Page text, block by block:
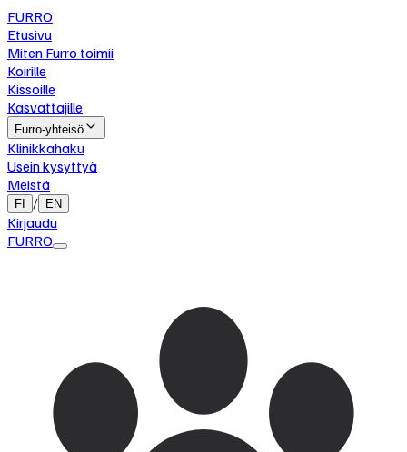
FURRO
Etusivu
Miten Furro toimii
Koirille
Kissoille
Kasvattajille
Furro-yhteisö
Klinikkahaku
Usein kysyttyä
Meistä
FI / EN
Kirjaudu
FURRO